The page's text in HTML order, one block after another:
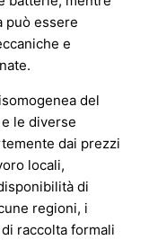
può essere
e
del
le diverse
dai prezzi
locali,
di
regioni, i
raccolta formali